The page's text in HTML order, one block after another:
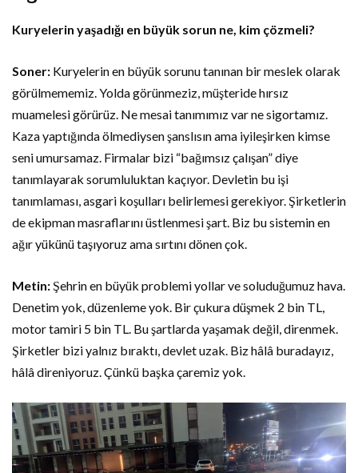
Kuryelerin yaşadığı en büyük sorun ne, kim çözmeli?
Soner: Kuryelerin en büyük sorunu tanınan bir meslek olarak
görülmememiz. Yolda görünmeziz, müşteride hırsız
muamelesi görürüz. Ne mesai tanımımız var ne sigortamız.
Kaza yaptığında ölmediysen şanslısın ama iyileşirken kimse
seni umursamaz. Firmalar bizi “bağımsız çalışan” diye
tanımlayarak sorumluluktan kaçıyor. Devletin bu işi
tanımlaması, asgari koşulları belirlemesi gerekiyor. Şirketlerin
de ekipman masraflarını üstlenmesi şart. Biz bu sistemin en
ağır yükünü taşıyoruz ama sırtını dönen çok.
Metin: Şehrin en büyük problemi yollar ve soluduğumuz hava.
Denetim yok, düzenleme yok. Bir çukura düşmek 2 bin TL,
motor tamiri 5 bin TL. Bu şartlarda yaşamak değil, direnmek.
Şirketler bizi yalnız bıraktı, devlet uzak. Biz hâlâ buradayız,
hâlâ direniyoruz. Çünkü başka çaremiz yok.